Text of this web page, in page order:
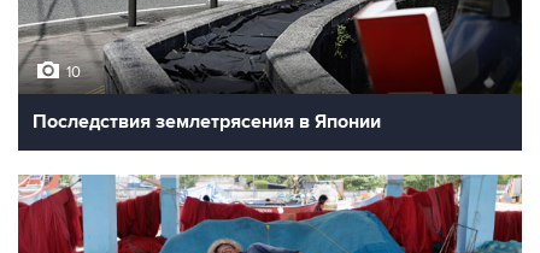
10
Последствия землетрясения в Японии